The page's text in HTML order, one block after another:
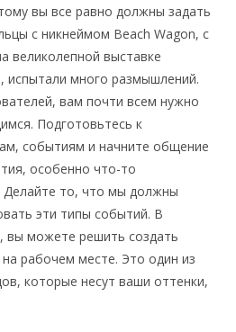
вы все равно должны задать
с никнеймом Beach Wagon, с
великолепной выставке
испытали много размышлений.
вам почти всем нужно
Подготовьтесь к
событиям и начните общение
особенно что-то
Делайте то, что мы должны
эти типы событий. В
вы можете решить создать
рабочем месте. Это один из
которые несут ваши оттенки,